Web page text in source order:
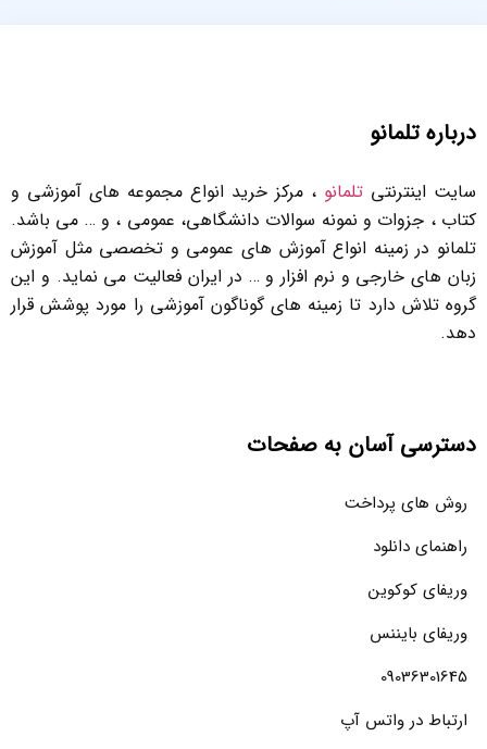
درباره تلمانو
سایت اینترنتی تلمانو ، مرکز خرید انواع مجموعه های آموزشی و
کتاب ، جزوات و نمونه سوالات دانشگاهی، عمومی ، و … می باشد.
تلمانو در زمینه انواع آموزش های عمومی و تخصصی مثل آموزش
زبان های خارجی و نرم افزار و … در ایران فعالیت می نماید. و این
گروه تلاش دارد تا زمینه های گوناگون آموزشی را مورد پوشش قرار
دهد.
دسترسی آسان به صفحات
روش های پرداخت
راهنمای دانلود
وریفای کوکوین
وریفای بایننس
09036301645
ارتباط در واتس آپ